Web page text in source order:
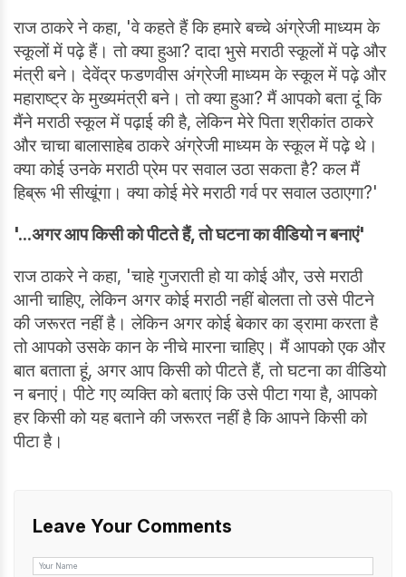
राज ठाकरे ने कहा, 'वे कहते हैं कि हमारे बच्चे अंग्रेजी माध्यम के
स्कूलों में पढ़े हैं। तो क्या हुआ? दादा भुसे मराठी स्कूलों में पढ़े और
मंत्री बने। देवेंद्र फडणवीस अंग्रेजी माध्यम के स्कूल में पढ़े और
महाराष्ट्र के मुख्यमंत्री बने। तो क्या हुआ? मैं आपको बता दूं कि
मैंने मराठी स्कूल में पढ़ाई की है, लेकिन मेरे पिता श्रीकांत ठाकरे
और चाचा बालासाहेब ठाकरे अंग्रेजी माध्यम के स्कूल में पढ़े थे।
क्या कोई उनके मराठी प्रेम पर सवाल उठा सकता है? कल मैं
हिब्रू भी सीखूंगा। क्या कोई मेरे मराठी गर्व पर सवाल उठाएगा?'
'...अगर आप किसी को पीटते हैं, तो घटना का वीडियो न बनाएं'
राज ठाकरे ने कहा, 'चाहे गुजराती हो या कोई और, उसे मराठी
आनी चाहिए, लेकिन अगर कोई मराठी नहीं बोलता तो उसे पीटने
की जरूरत नहीं है। लेकिन अगर कोई बेकार का ड्रामा करता है
तो आपको उसके कान के नीचे मारना चाहिए। मैं आपको एक और
बात बताता हूं, अगर आप किसी को पीटते हैं, तो घटना का वीडियो
न बनाएं। पीटे गए व्यक्ति को बताएं कि उसे पीटा गया है, आपको
हर किसी को यह बताने की जरूरत नहीं है कि आपने किसी को
पीटा है।
Leave Your Comments